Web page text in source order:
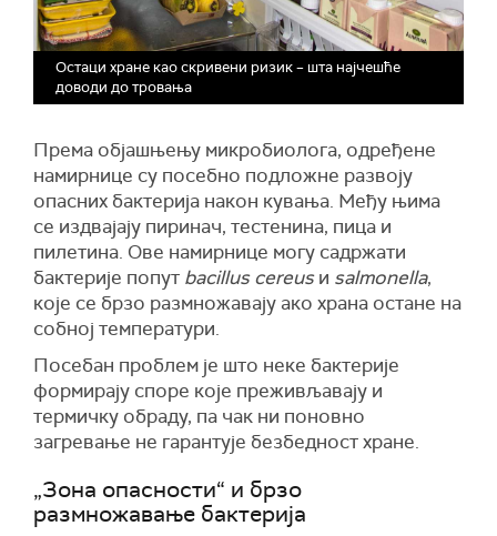
Остаци хране као скривени ризик – шта најчешће
доводи до тровања
Према објашњењу микробиолога, одређене
намирнице су посебно подложне развоју
опасних бактерија након кувања. Међу њима
се издвајају пиринач, тестенина, пица и
пилетина. Ове намирнице могу садржати
бактерије попут bacillus cereusи salmonella,
које се брзо размножавају ако храна остане на
собној температури.
Посебан проблем је што неке бактерије
формирају споре које преживљавају и
термичку обраду, па чак ни поновно
загревање не гарантује безбедност хране.
„Зона опасности“ и брзо
размножавање бактерија